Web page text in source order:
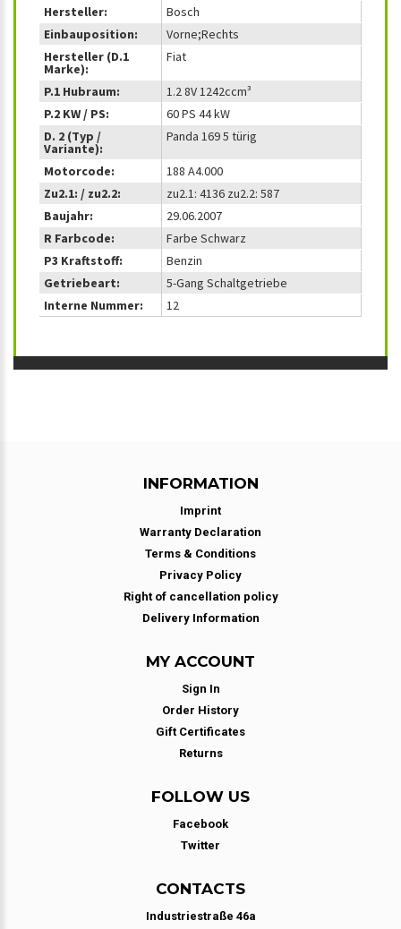
Hersteller:
Bosch
Einbauposition:
Vorne;Rechts
Hersteller (D.1
Marke):
Fiat
P.1 Hubraum:
1.2 8V 1242ccm³
P.2 KW / PS:
60 PS 44 kW
D. 2 (Typ /
Variante):
Panda 169 5 türig
Motorcode:
188 A4.000
Zu2.1: / zu2.2:
zu2.1: 4136 zu2.2: 587
Baujahr:
29.06.2007
R Farbcode:
Farbe Schwarz
P3 Kraftstoff:
Benzin
Getriebeart:
5-Gang Schaltgetriebe
Interne Nummer:
12
INFORMATION
Imprint
Warranty Declaration
Terms & Conditions
Privacy Policy
Right of cancellation policy
Delivery Information
MY ACCOUNT
Sign In
Order History
Gift Certificates
Returns
FOLLOW US
Facebook
Twitter
CONTACTS
Industriestraße 46a